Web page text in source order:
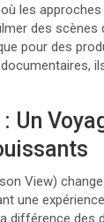
les
des scènes
pour des
Un
View)
une
différence des